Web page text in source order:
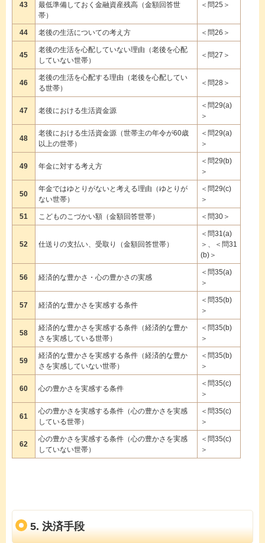
43
最低準備しておく金融資産残高（金額回答世
帯）
＜問25＞
44 老後の生活についての考え方 ＜問26＞
45
老後の生活を心配していない理由（老後を心配
していない世帯）
＜問27＞
46
老後の生活を心配する理由（老後を心配してい
る世帯）
＜問28＞
47 老後における生活資金源
＜問29(a)
＞
48
老後における生活資金源（世帯主の年令が60歳
以上の世帯）
＜問29(a)
＞
49 年金に対する考え方
＜問29(b)
＞
50
年金ではゆとりがないと考える理由（ゆとりが
ない世帯）
＜問29(c)
＞
51 こどものこづかい額（金額回答世帯） ＜問30＞
52 仕送りの支払い、受取り（金額回答世帯）
＜問31(a)
＞、＜問31
(b)＞
56 経済的な豊かさ・心の豊かさの実感
＜問35(a)
＞
57 経済的な豊かさを実感する条件
＜問35(b)
＞
58
経済的な豊かさを実感する条件（経済的な豊か
さを実感している世帯）
＜問35(b)
＞
59
経済的な豊かさを実感する条件（経済的な豊か
さを実感していない世帯）
＜問35(b)
＞
60 心の豊かさを実感する条件
＜問35(c)
＞
61
心の豊かさを実感する条件（心の豊かさを実感
している世帯）
＜問35(c)
＞
62
心の豊かさを実感する条件（心の豊かさを実感
していない世帯）
＜問35(c)
＞
5. 決済手段